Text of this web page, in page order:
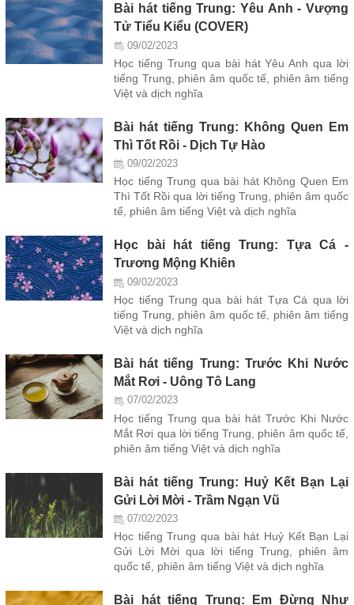
Bài hát tiếng Trung: Yêu Anh - Vượng
Tử Tiểu Kiểu (COVER)
09/02/2023
Học tiếng Trung qua bài hát Yêu Anh qua lời
tiếng Trung, phiên âm quốc tế, phiên âm tiếng
Việt và dịch nghĩa
Bài hát tiếng Trung: Không Quen Em
Thì Tốt Rồi - Dịch Tự Hào
09/02/2023
Học tiếng Trung qua bài hát Không Quen Em
Thì Tốt Rồi qua lời tiếng Trung, phiên âm quốc
tế, phiên âm tiếng Việt và dịch nghĩa
Học bài hát tiếng Trung: Tựa Cá -
Trương Mộng Khiên
09/02/2023
Học tiếng Trung qua bài hát Tựa Cá qua lời
tiếng Trung, phiên âm quốc tế, phiên âm tiếng
Việt và dịch nghĩa
Bài hát tiếng Trung: Trước Khi Nước
Mắt Rơi - Uông Tô Lang
07/02/2023
Học tiếng Trung qua bài hát Trước Khi Nước
Mắt Rơi qua lời tiếng Trung, phiên âm quốc tế,
phiên âm tiếng Việt và dịch nghĩa
Bài hát tiếng Trung: Huỷ Kết Bạn Lại
Gửi Lời Mời - Trầm Ngạn Vũ
07/02/2023
Học tiếng Trung qua bài hát Huỷ Kết Bạn Lại
Gửi Lời Mời qua lời tiếng Trung, phiên âm
quốc tế, phiên âm tiếng Việt và dịch nghĩa
Bài hát tiếng Trung: Em Đừng Như